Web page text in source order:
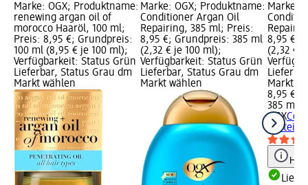
Marke: OGX; Produktname:
renewing argan oil of
morocco Haaröl, 100 ml;
Preis: 8,95 €; Grundpreis:
100 ml (8,95 € je 100 ml);
Verfügbarkeit: Status Grün
Lieferbar, Status Grau dm
Markt wählen
Marke: OGX; Produktname:
Conditioner Argan Oil
Repairing, 385 ml; Preis:
8,95 €; Grundpreis: 385 ml
(2,32 € je 100 ml);
Verfügbarkeit: Status Grün
Lieferbar, Status Grau dm
Markt wählen
Marke:
Repair,
8,95 €;
(2,32 €
Markt
8,95 €
385 ml
OGX
Protein